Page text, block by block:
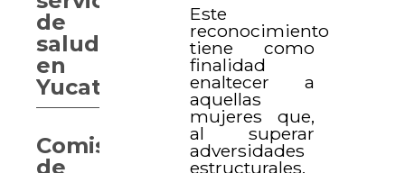
Este
reconocimiento
tiene como
finalidad
enaltecer a
aquellas
mujeres que,
al superar
adversidades
estructurales,
de
salud
en
Yucatán
Comisión
de